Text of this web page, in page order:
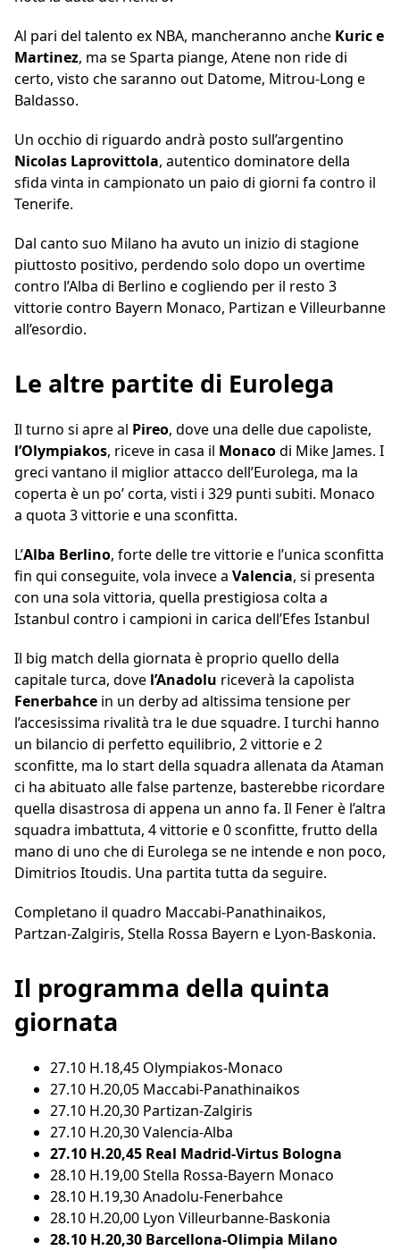
Al pari del talento ex NBA, mancheranno anche Kuric e
Martinez, ma se Sparta piange, Atene non ride di
certo, visto che saranno out Datome, Mitrou-Long e
Baldasso.
Un occhio di riguardo andrà posto sull’argentino
Nicolas Laprovittola, autentico dominatore della
sfida vinta in campionato un paio di giorni fa contro il
Tenerife.
Dal canto suo Milano ha avuto un inizio di stagione
piuttosto positivo, perdendo solo dopo un overtime
contro l’Alba di Berlino e cogliendo per il resto 3
vittorie contro Bayern Monaco, Partizan e Villeurbanne
all’esordio.
Le altre partite di Eurolega
Il turno si apre al Pireo, dove una delle due capoliste,
l’Olympiakos, riceve in casa il Monacodi Mike James. I
greci vantano il miglior attacco dell’Eurolega, ma la
coperta è un po’ corta, visti i 329 punti subiti. Monaco
a quota 3 vittorie e una sconfitta.
L’Alba Berlino, forte delle tre vittorie e l’unica sconfitta
fin qui conseguite, vola invece a Valencia, si presenta
con una sola vittoria, quella prestigiosa colta a
Istanbul contro i campioni in carica dell’Efes Istanbul
Il big match della giornata è proprio quello della
capitale turca, dove l’Anadolu riceverà la capolista
Fenerbahce in un derby ad altissima tensione per
l’accesissima rivalità tra le due squadre. I turchi hanno
un bilancio di perfetto equilibrio, 2 vittorie e 2
sconfitte, ma lo start della squadra allenata da Ataman
ci ha abituato alle false partenze, basterebbe ricordare
quella disastrosa di appena un anno fa. Il Fener è l’altra
squadra imbattuta, 4 vittorie e 0 sconfitte, frutto della
mano di uno che di Eurolega se ne intende e non poco,
Dimitrios Itoudis. Una partita tutta da seguire.
Completano il quadro Maccabi-Panathinaikos,
Partzan-Zalgiris, Stella Rossa Bayern e Lyon-Baskonia.
Il programma della quinta
giornata
27.10 H.18,45 Olympiakos-Monaco
27.10 H.20,05 Maccabi-Panathinaikos
27.10 H.20,30 Partizan-Zalgiris
27.10 H.20,30 Valencia-Alba
27.10 H.20,45 Real Madrid-Virtus Bologna
28.10 H.19,00 Stella Rossa-Bayern Monaco
28.10 H.19,30 Anadolu-Fenerbahce
28.10 H.20,00 Lyon Villeurbanne-Baskonia
28.10 H.20,30 Barcellona-Olimpia Milano